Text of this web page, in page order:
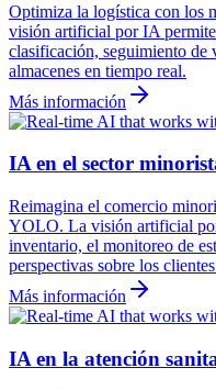
Optimiza la logística con los
visión artificial por IA
clasificación, seguimiento de
almacenes en tiempo real.
Más información
IA en el sector
Reimagina el comercio
YOLO. La visión artificial
inventario, el monitoreo de
perspectivas sobre los
Más información
IA en la atención